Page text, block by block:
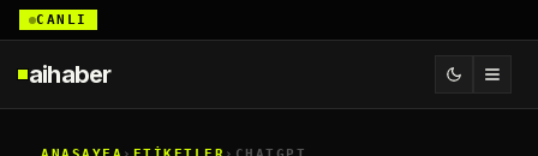
CANLI
aihaber